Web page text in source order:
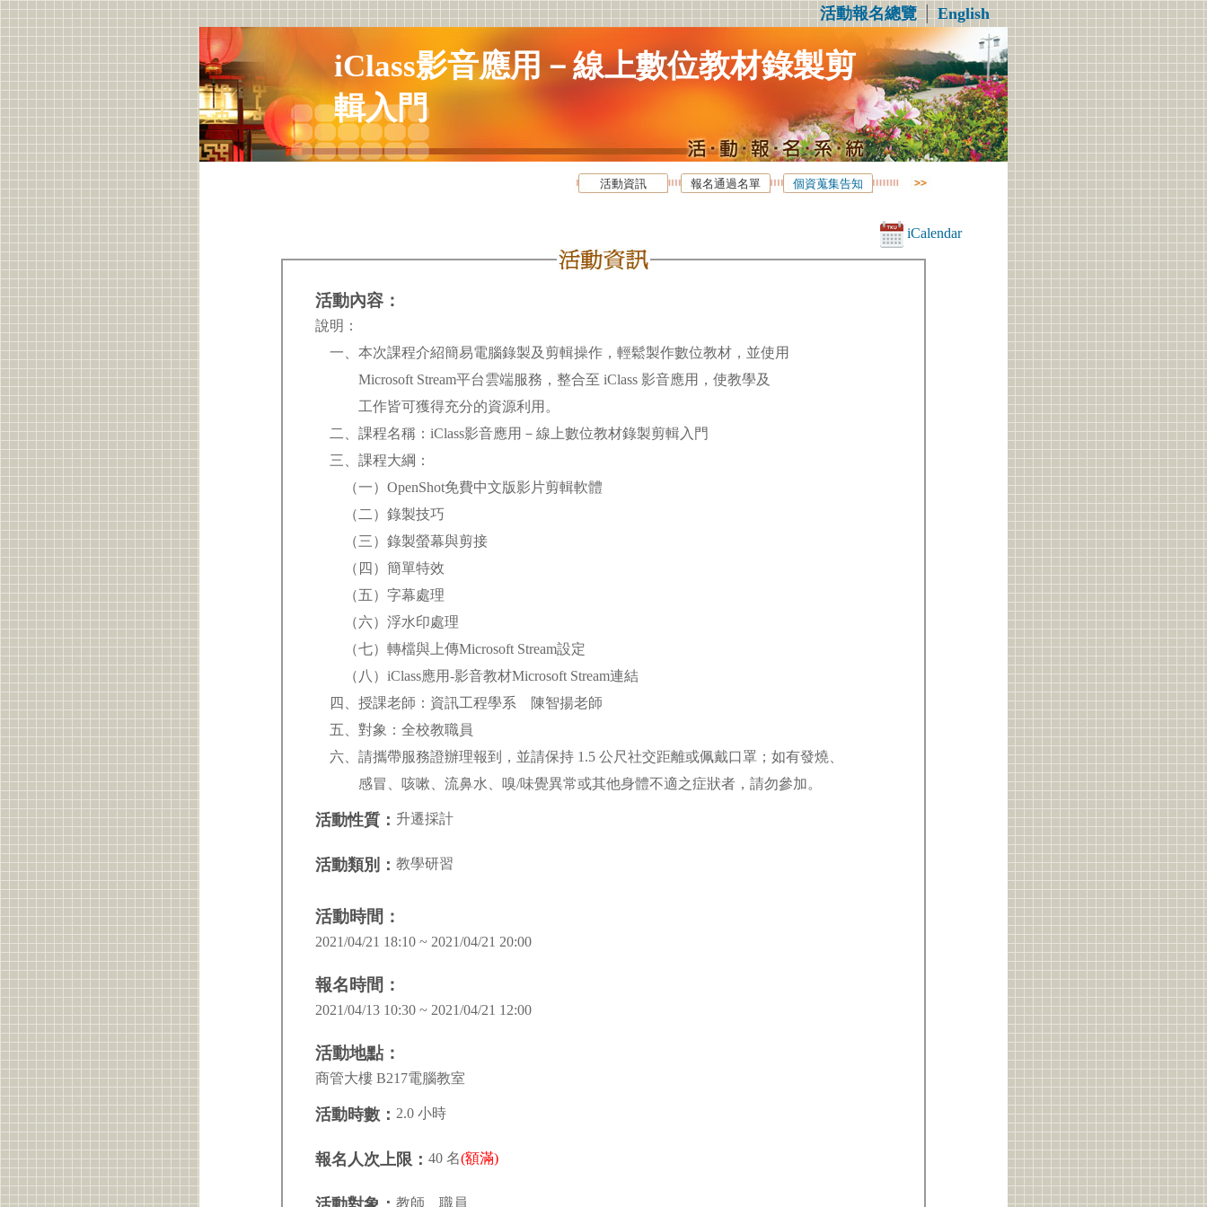
活動報名總覽│English
iClass影音應用－線上數位教材錄製剪
輯入門
活動資訊 報名通過名單 個資蒐集告知
iCalendar
活動內容：
說明：
一、本次課程介紹簡易電腦錄製及剪輯操作，輕鬆製作數位教材，並使用
Microsoft Stream平台雲端服務，整合至 iClass 影音應用，使教學及
工作皆可獲得充分的資源利用。
二、課程名稱：iClass影音應用－線上數位教材錄製剪輯入門
三、課程大綱：
（一）OpenShot免費中文版影片剪輯軟體
（二）錄製技巧
（三）錄製螢幕與剪接
（四）簡單特效
（五）字幕處理
（六）浮水印處理
（七）轉檔與上傳Microsoft Stream設定
（八）iClass應用-影音教材Microsoft Stream連結
四、授課老師：資訊工程學系 陳智揚老師
五、對象：全校教職員
六、請攜帶服務證辦理報到，並請保持 1.5 公尺社交距離或佩戴口罩；如有發燒、
感冒、咳嗽、流鼻水、嗅/味覺異常或其他身體不適之症狀者，請勿參加。
活動性質： 升遷採計
活動類別： 教學研習
活動時間：
2021/04/21 18:10 ~ 2021/04/21 20:00
報名時間：
2021/04/13 10:30 ~ 2021/04/21 12:00
活動地點：
商管大樓 B217電腦教室
活動時數： 2.0 小時
報名人次上限： 40 名(額滿)
教師、職員